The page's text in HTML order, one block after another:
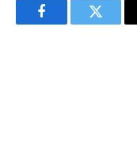
FacebookTwitter